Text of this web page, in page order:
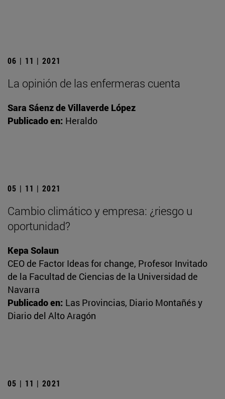
06 | 11 | 2021
La opinión de las enfermeras cuenta
Sara Sáenz de Villaverde López
Publicado en: Heraldo
05 | 11 | 2021
Cambio climático y empresa: ¿riesgo u
oportunidad?
Kepa Solaun
CEO de Factor Ideas for change, Profesor Invitado
de la Facultad de Ciencias de la Universidad de
Navarra
Publicado en: Las Provincias, Diario Montañés y
Diario del Alto Aragón
05 | 11 | 2021